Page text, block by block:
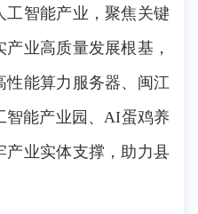
工智能产业，聚焦关键
业高质量发展根基，
性能算力服务器、闽江
智能产业园、AI蛋鸡养
产业实体支撑，助力县